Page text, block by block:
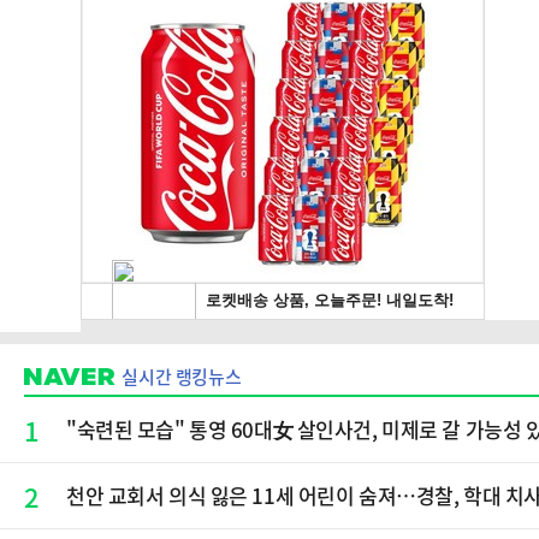
실시간 랭킹뉴스
1 "숙련된 모습" 통영 60대女 살인사건, 미제로 갈 가능성
2 천안 교회서 의식 잃은 11세 어린이 숨져…경찰, 학대 치